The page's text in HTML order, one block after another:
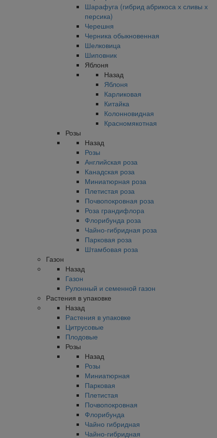
Шарафуга (гибрид абрикоса х сливы х
персика)
Черешня
Черника обыкновенная
Шелковица
Шиповник
Яблоня
Назад
Яблоня
Карликовая
Китайка
Колонновидная
Красномякотная
Розы
Назад
Розы
Английская роза
Канадская роза
Миниатюрная роза
Плетистая роза
Почвопокровная роза
Роза грандифлора
Флорибунда роза
Чайно-гибридная роза
Парковая роза
Штамбовая роза
Газон
Назад
Газон
Рулонный и семенной газон
Растения в упаковке
Назад
Растения в упаковке
Цитрусовые
Плодовые
Розы
Назад
Розы
Миниатюрная
Парковая
Плетистая
Почвопокровная
Флорибунда
Чайно гибридная
Чайно-гибридная